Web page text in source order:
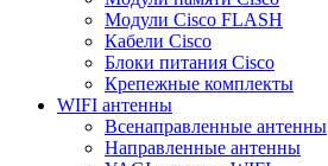
Модули Cisco FLASH
Кабели Cisco
Блоки питания Cisco
Крепежные комплекты
WIFI антенны
Всенаправленные антенны
Направленные антенны